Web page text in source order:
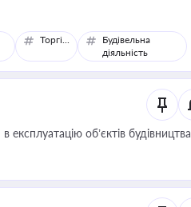
Торгівля
Будівельна
діяльність
об’єктів будівництва